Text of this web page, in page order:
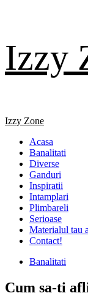
content
Izzy
Primary
Izzy Zone
Acasa
Banalitati
Diverse
Ganduri
Inspiratii
Intamplari
Plimbareli
Serioase
Materialul tau
Contact!
Banalitati
Cum sa-ti